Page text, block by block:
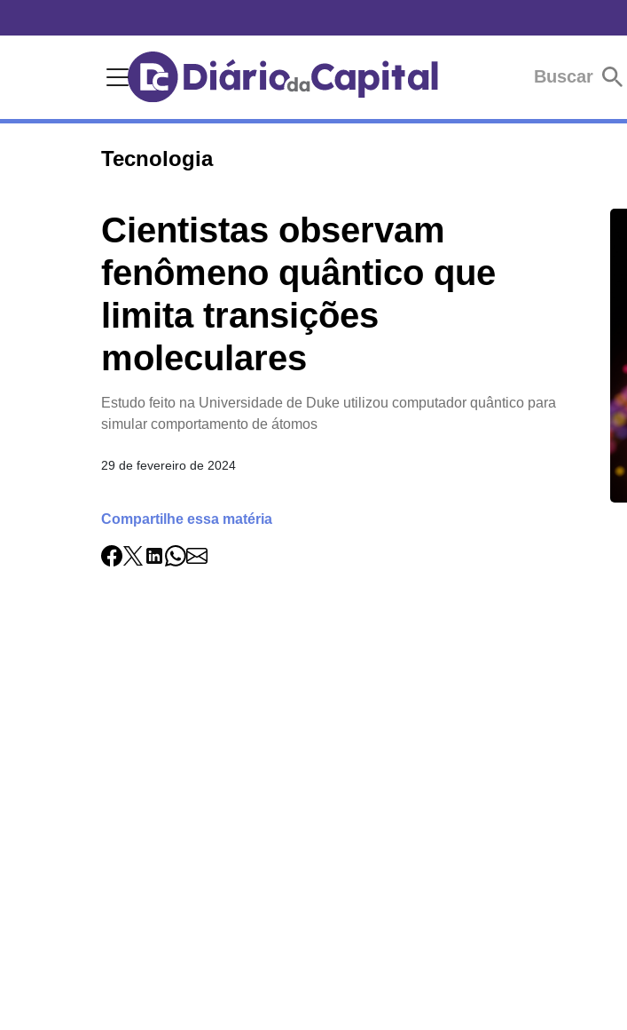
Buscar
Tecnologia
Cientistas observam
fenômeno quântico que
limita transições
moleculares
Estudo feito na Universidade de Duke utilizou computador quântico para
simular comportamento de átomos
29 de fevereiro de 2024
Compartilhe essa matéria